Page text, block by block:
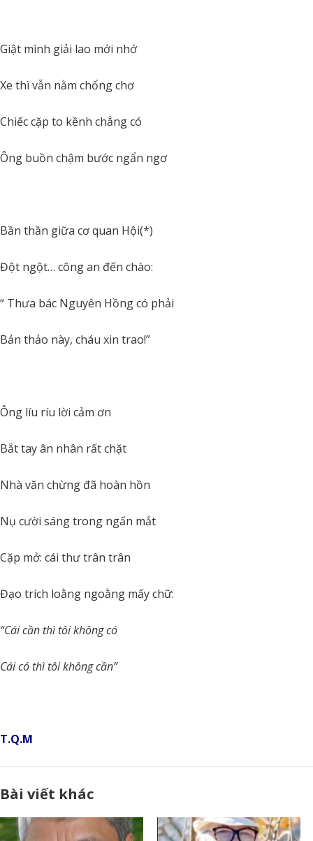
Giật mình giải lao mới nhớ
Xe thì vẫn nằm chổng chơ
Chiếc cặp to kềnh chẳng có
Ông buồn chậm bước ngẩn ngơ
Bần thần giữa cơ quan Hội(*)
Đột ngột… công an đến chào:
“ Thưa bác Nguyên Hồng có phải
Bản thảo này, cháu xin trao!”
Ông líu ríu lời cảm ơn
Bắt tay ân nhân rất chặt
Nhà văn chừng đã hoàn hồn
Nụ cười sáng trong ngấn mắt
Cặp mở: cái thư trân trân
Đạo trích loằng ngoằng mấy chữ:
“Cái cần thì tôi không có
Cái có thì tôi không cần”
T.Q.M
Bài viết khác